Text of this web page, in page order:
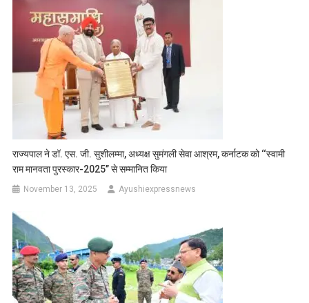
राज्यपाल ने डॉ. एस. जी. सुशीलम्मा, अध्यक्ष सुमंगली सेवा आश्रम, कर्नाटक को ‘‘स्वामी
राम मानवता पुरस्कार-2025’’ से सम्मानित किया
November 13, 2025 Ayushiexpressnews